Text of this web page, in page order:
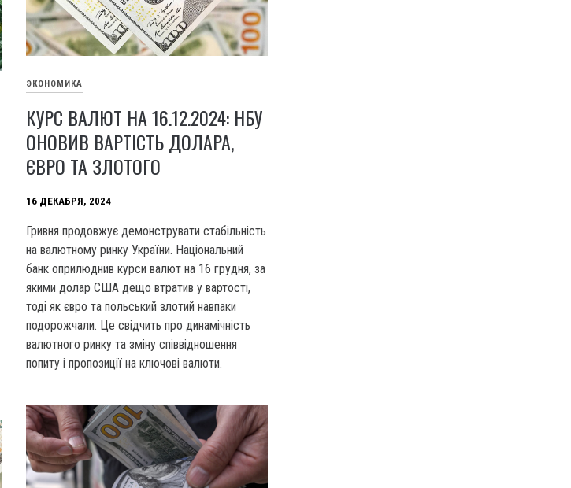
ЭКОНОМИКА
КУРС ВАЛЮТ НА 16.12.2024: НБУ
ОНОВИВ ВАРТІСТЬ ДОЛАРА,
ЄВРО ТА ЗЛОТОГО
16 ДЕКАБРЯ, 2024
Гривня продовжує демонструвати стабільність
на валютному ринку України. Національний
банк оприлюднив курси валют на 16 грудня, за
якими долар США дещо втратив у вартості,
тоді як євро та польський злотий навпаки
подорожчали. Це свідчить про динамічність
валютного ринку та зміну співвідношення
попиту і пропозиції на ключові валюти.